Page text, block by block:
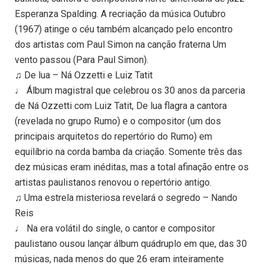
Esperanza Spalding. A recriação da música Outubro
(1967) atinge o céu também alcançado pelo encontro
dos artistas com Paul Simon na canção fraterna Um
vento passou (Para Paul Simon).
♫ De lua – Ná Ozzetti e Luiz Tatit
♩ Álbum magistral que celebrou os 30 anos da parceria
de Ná Ozzetti com Luiz Tatit, De lua flagra a cantora
(revelada no grupo Rumo) e o compositor (um dos
principais arquitetos do repertório do Rumo) em
equilíbrio na corda bamba da criação. Somente três das
dez músicas eram inéditas, mas a total afinação entre os
artistas paulistanos renovou o repertório antigo.
♫ Uma estrela misteriosa revelará o segredo – Nando
Reis
♩ Na era volátil do single, o cantor e compositor
paulistano ousou lançar álbum quádruplo em que, das 30
músicas, nada menos do que 26 eram inteiramente